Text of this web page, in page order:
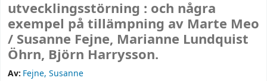
utvecklingsstörning : och några
exempel på tillämpning av Marte Meo
/ Susanne Fejne, Marianne Lundquist
Öhrn, Björn Harrysson.
Av: Fejne, Susanne